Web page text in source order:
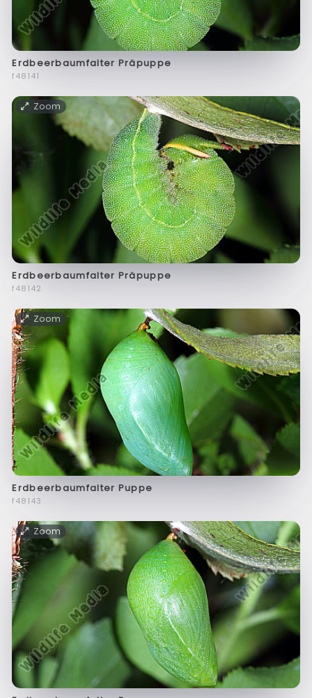
Erdbeerbaumfalter Präpuppe
f48141
Zoom
Erdbeerbaumfalter Präpuppe
f48142
Zoom
Erdbeerbaumfalter Puppe
f48143
Zoom